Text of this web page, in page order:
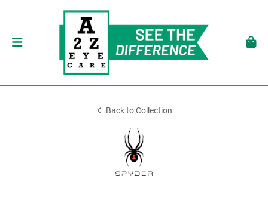
Back to Collection